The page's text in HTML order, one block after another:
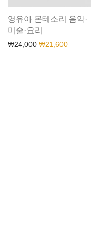
영유아 몬테소리 음악·
미술·요리
₩24,000 ₩21,600